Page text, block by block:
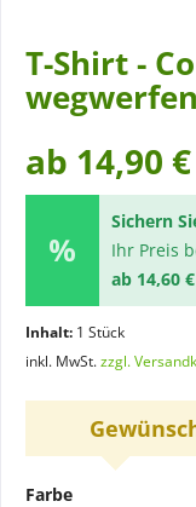
T-Shirt -
wegwerfen
ab 14,90
Sichern
Ihr Preis
ab 14,60
Inhalt: 1 Stück
inkl. MwSt.zzgl.
Farbe